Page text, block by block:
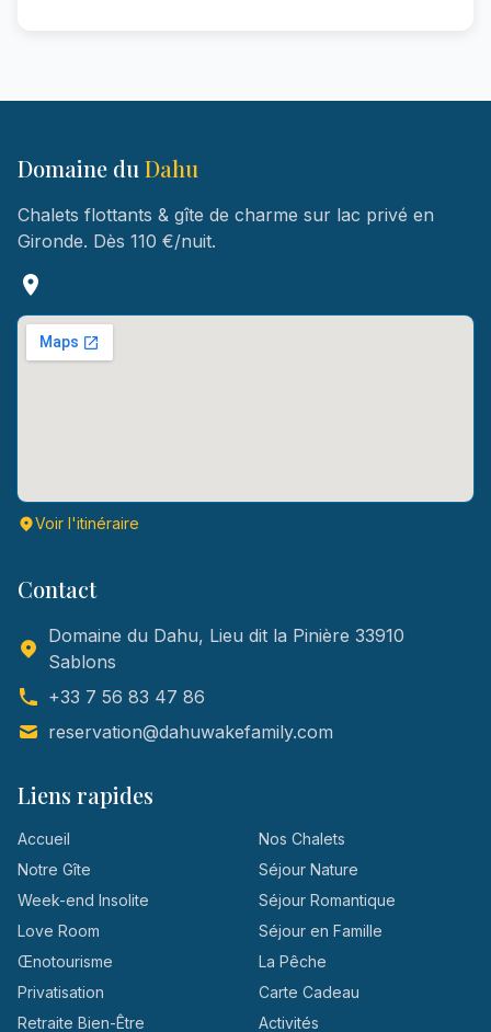
Domaine du Dahu
Chalets flottants & gîte de charme sur lac privé en
Gironde. Dès 110 €/nuit.
Voir l'itinéraire
Contact
Domaine du Dahu, Lieu dit la Pinière 33910
Sablons
+33 7 56 83 47 86
reservation@dahuwakefamily.com
Liens rapides
Accueil
Nos Chalets
Notre Gîte
Séjour Nature
Week-end Insolite
Séjour Romantique
Love Room
Séjour en Famille
Œnotourisme
La Pêche
Privatisation
Carte Cadeau
Retraite Bien-Être
Activités